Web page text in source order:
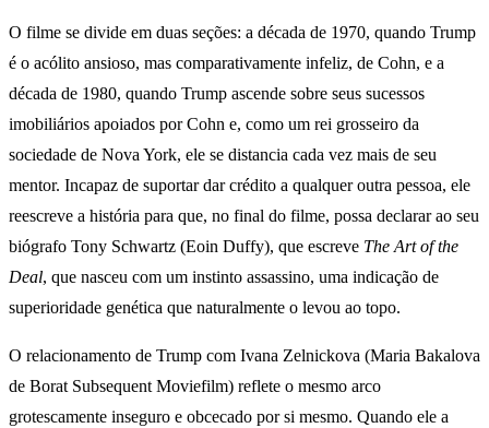
O filme se divide em duas seções: a década de 1970, quando Trump
é o acólito ansioso, mas comparativamente infeliz, de Cohn, e a
década de 1980, quando Trump ascende sobre seus sucessos
imobiliários apoiados por Cohn e, como um rei grosseiro da
sociedade de Nova York, ele se distancia cada vez mais de seu
mentor. Incapaz de suportar dar crédito a qualquer outra pessoa, ele
reescreve a história para que, no final do filme, possa declarar ao seu
biógrafo Tony Schwartz (Eoin Duffy), que escreve The Art of the
Deal, que nasceu com um instinto assassino, uma indicação de
superioridade genética que naturalmente o levou ao topo.
O relacionamento de Trump com Ivana Zelnickova (Maria Bakalova
de Borat Subsequent Moviefilm) reflete o mesmo arco
grotescamente inseguro e obcecado por si mesmo. Quando ele a